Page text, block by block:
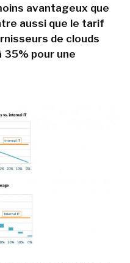
avantageux que
aussi que le tarif
de clouds
35% pour une